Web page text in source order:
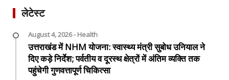
लेटेस्ट
August 4, 2026 - Health
उत्तराखंड में NHM योजना: स्वास्थ्य मंत्री सुबोध उनियाल ने
दिए कड़े निर्देश; पर्वतीय व दूरस्थ क्षेत्रों में अंतिम व्यक्ति तक
पहुंचेगी गुणवत्तापूर्ण चिकित्सा